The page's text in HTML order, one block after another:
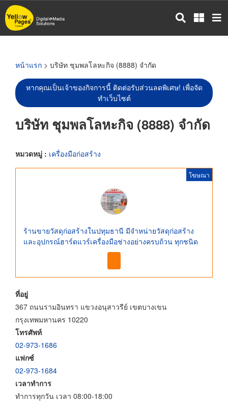
ข้าม
ไป
หน้าแรก > บริษัท ชุมพลโลหะกิจ (8888) จำกัด
หากคุณเป็นเจ้าของกิจการนี้ ติดต่อรับส่วนลดพิเศษ! เพื่อจัด
ทำเว็บไซต์
บริษัท ชุมพลโลหะกิจ (8888) จำกัด
หมวดหมู่ : เครื่องมือก่อสร้าง
โฆษณา
ร้านขายวัสดุก่อสร้างในปทุมธานี มีจำหน่ายวัสดุก่อสร้าง
และอุปกรณ์ฮาร์ดแวร์เครื่องมือช่างอย่างครบถ้วน ทุกชนิด
ที่อยู่
367 ถนนรามอินทรา แขวงอนุสาวรีย์ เขตบางเขน
กรุงเทพมหานคร 10220
โทรศัพท์
02-973-1686
แฟกซ์
02-973-1684
เวลาทำการ
ทำการทุกวัน เวลา 08:00-18:00